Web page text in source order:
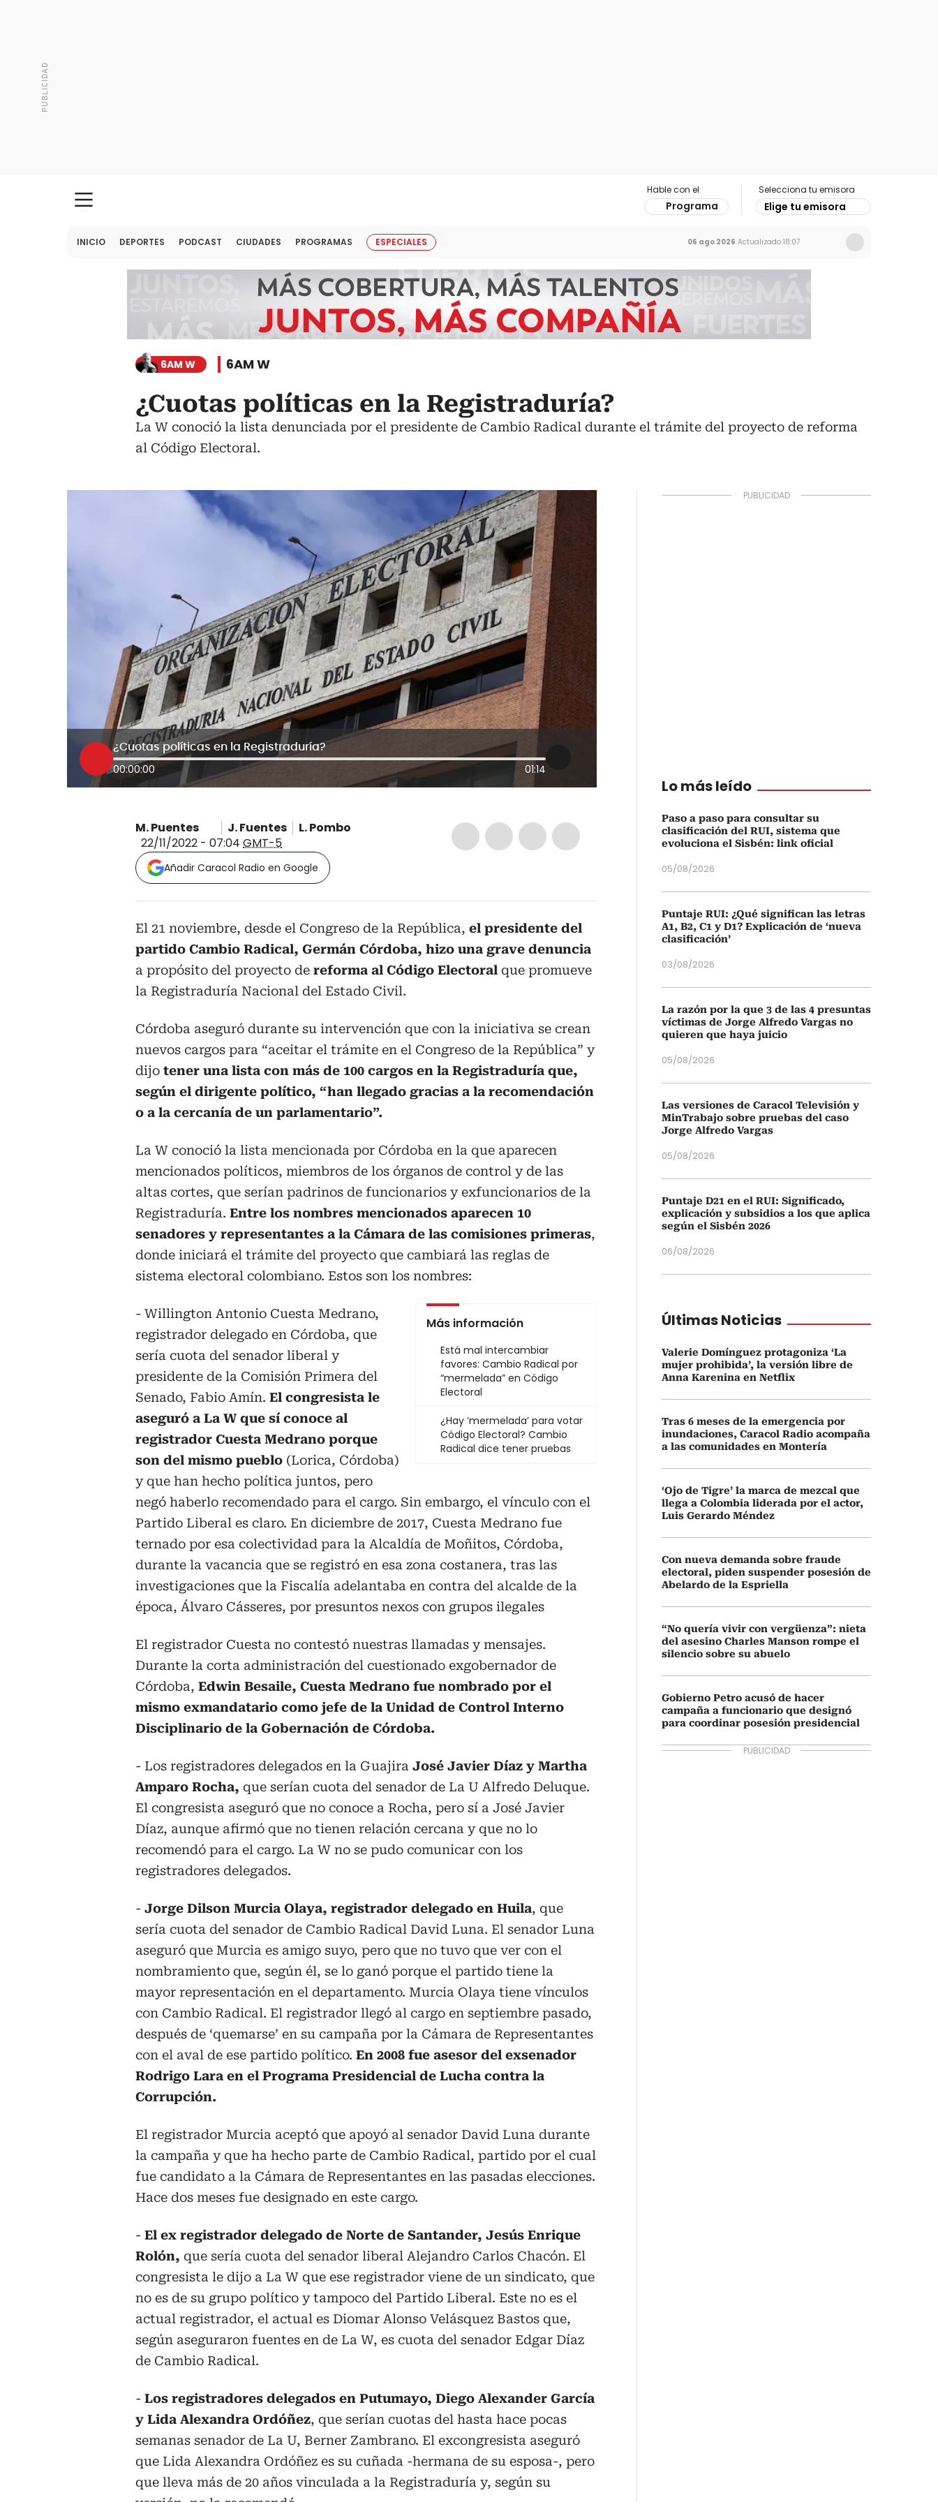
Hable con el
Programa
Selecciona tu emisora
Elige tu emisora
INICIO DEPORTES PODCAST CIUDADES PROGRAMAS ESPECIALES 06 ago 2026 Actualizado 18:07
6AM W 6AM W
¿Cuotas políticas en la Registraduría?
La W conoció la lista denunciada por el presidente de Cambio Radical durante el trámite del proyecto de reforma
al Código Electoral.
¿Cuotas políticas en la Registraduría?
00:00:00 01:14
M. Puentes J. Fuentes
L. Pombo
22/11/2022 - 07:04 GMT-5
Añadir Caracol Radio en Google
El 21 noviembre, desde el Congreso de la República, el presidente del
partido Cambio Radical, Germán Córdoba, hizo una grave denuncia
a propósito del proyecto de reforma al Código Electoral que promueve
la Registraduría Nacional del Estado Civil.
Córdoba aseguró durante su intervención que con la iniciativa se crean
nuevos cargos para “aceitar el trámite en el Congreso de la República” y
dijo tener una lista con más de 100 cargos en la Registraduría que,
según el dirigente político, “han llegado gracias a la recomendación
o a la cercanía de un parlamentario”.
La W conoció la lista mencionada por Córdoba en la que aparecen
mencionados políticos, miembros de los órganos de control y de las
altas cortes, que serían padrinos de funcionarios y exfuncionarios de la
Registraduría. Entre los nombres mencionados aparecen 10
senadores y representantes a la Cámara de las comisiones primeras,
donde iniciará el trámite del proyecto que cambiará las reglas de
sistema electoral colombiano. Estos son los nombres:
Más información
Está mal intercambiar
favores: Cambio Radical por
“mermelada” en Código
Electoral
¿Hay ’mermelada’ para votar
Código Electoral? Cambio
Radical dice tener pruebas
- Willington Antonio Cuesta Medrano,
registrador delegado en Córdoba, que
sería cuota del senador liberal y
presidente de la Comisión Primera del
Senado, Fabio Amín. El congresista le
aseguró a La W que sí conoce al
registrador Cuesta Medrano porque
son del mismo pueblo (Lorica, Córdoba)
y que han hecho política juntos, pero
negó haberlo recomendado para el cargo. Sin embargo, el vínculo con el
Partido Liberal es claro. En diciembre de 2017, Cuesta Medrano fue
ternado por esa colectividad para la Alcaldía de Moñitos, Córdoba,
durante la vacancia que se registró en esa zona costanera, tras las
investigaciones que la Fiscalía adelantaba en contra del alcalde de la
época, Álvaro Cásseres, por presuntos nexos con grupos ilegales
El registrador Cuesta no contestó nuestras llamadas y mensajes.
Durante la corta administración del cuestionado exgobernador de
Córdoba, Edwin Besaile, Cuesta Medrano fue nombrado por el
mismo exmandatario como jefe de la Unidad de Control Interno
Disciplinario de la Gobernación de Córdoba.
- Los registradores delegados en la Guajira José Javier Díaz y Martha
Amparo Rocha, que serían cuota del senador de La U Alfredo Deluque.
El congresista aseguró que no conoce a Rocha, pero sí a José Javier
Díaz, aunque afirmó que no tienen relación cercana y que no lo
recomendó para el cargo. La W no se pudo comunicar con los
registradores delegados.
- Jorge Dilson Murcia Olaya, registrador delegado en Huila, que
sería cuota del senador de Cambio Radical David Luna. El senador Luna
aseguró que Murcia es amigo suyo, pero que no tuvo que ver con el
nombramiento que, según él, se lo ganó porque el partido tiene la
mayor representación en el departamento. Murcia Olaya tiene vínculos
con Cambio Radical. El registrador llegó al cargo en septiembre pasado,
después de ‘quemarse’ en su campaña por la Cámara de Representantes
con el aval de ese partido político. En 2008 fue asesor del exsenador
Rodrigo Lara en el Programa Presidencial de Lucha contra la
Corrupción.
El registrador Murcia aceptó que apoyó al senador David Luna durante
la campaña y que ha hecho parte de Cambio Radical, partido por el cual
fue candidato a la Cámara de Representantes en las pasadas elecciones.
Hace dos meses fue designado en este cargo.
- El ex registrador delegado de Norte de Santander, Jesús Enrique
Rolón, que sería cuota del senador liberal Alejandro Carlos Chacón. El
congresista le dijo a La W que ese registrador viene de un sindicato, que
no es de su grupo político y tampoco del Partido Liberal. Este no es el
actual registrador, el actual es Diomar Alonso Velásquez Bastos que,
según aseguraron fuentes en de La W, es cuota del senador Edgar Díaz
de Cambio Radical.
- Los registradores delegados en Putumayo, Diego Alexander García
y Lida Alexandra Ordóñez, que serían cuotas del hasta hace pocas
semanas senador de La U, Berner Zambrano. El excongresista aseguró
que Lida Alexandra Ordóñez es su cuñada -hermana de su esposa-, pero
que lleva más de 20 años vinculada a la Registraduría y, según su
Lo más leído
Paso a paso para consultar su
clasificación del RUI, sistema que
evoluciona el Sisbén: link oficial
05/08/2026
Puntaje RUI: ¿Qué significan las letras
A1, B2, C1 y D1? Explicación de ‘nueva
clasificación’
03/08/2026
La razón por la que 3 de las 4 presuntas
víctimas de Jorge Alfredo Vargas no
quieren que haya juicio
05/08/2026
Las versiones de Caracol Televisión y
MinTrabajo sobre pruebas del caso
Jorge Alfredo Vargas
05/08/2026
Puntaje D21 en el RUI: Significado,
explicación y subsidios a los que aplica
según el Sisbén 2026
06/08/2026
Últimas Noticias
Valerie Domínguez protagoniza ‘La
mujer prohibida’, la versión libre de
Anna Karenina en Netflix
Tras 6 meses de la emergencia por
inundaciones, Caracol Radio acompaña
a las comunidades en Montería
‘Ojo de Tigre’ la marca de mezcal que
llega a Colombia liderada por el actor,
Luis Gerardo Méndez
Con nueva demanda sobre fraude
electoral, piden suspender posesión de
Abelardo de la Espriella
“No quería vivir con vergüenza”: nieta
del asesino Charles Manson rompe el
silencio sobre su abuelo
Gobierno Petro acusó de hacer
campaña a funcionario que designó
para coordinar posesión presidencial